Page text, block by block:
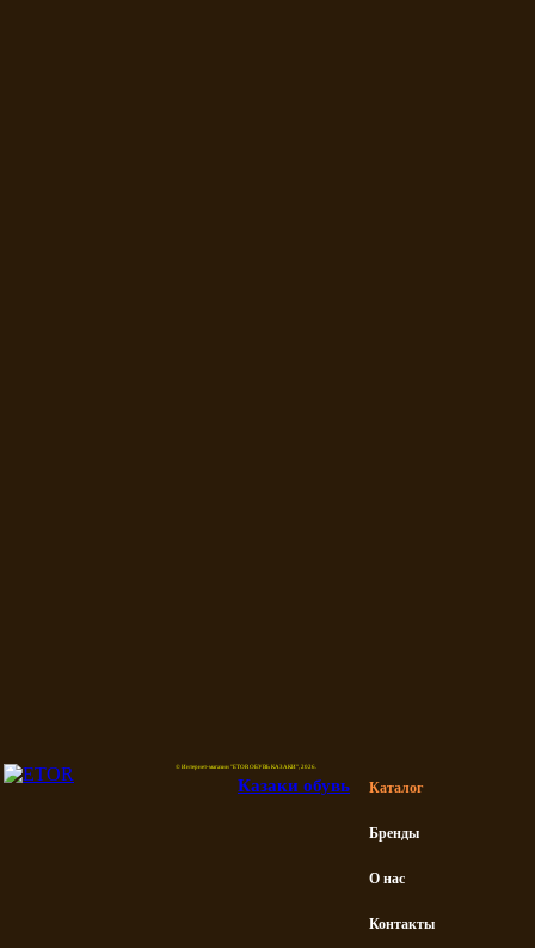
© Интернет-магазин "ETOR ОБУВЬ КАЗАКИ", 2026.
Казаки обувь Каталог
Бренды
О нас
Контакты